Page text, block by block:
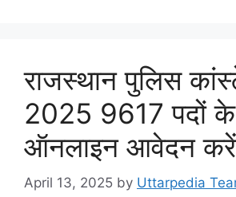
राजस्थान पुलिस
2025 9617 पदों के
ऑनलाइन आवेदन
April 13, 2025 by Uttarpedia